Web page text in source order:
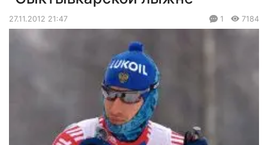
27.11.2012 21:47 1 7184